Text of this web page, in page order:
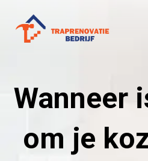
Wanneer
om je